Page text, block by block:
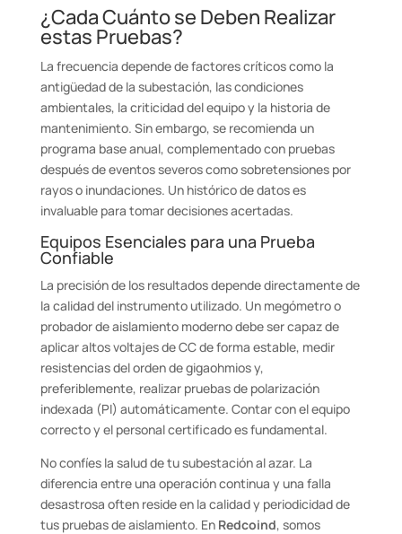
¿Cada Cuánto se Deben Realizar
estas Pruebas?
La frecuencia depende de factores críticos como la
antigüedad de la subestación, las condiciones
ambientales, la criticidad del equipo y la historia de
mantenimiento. Sin embargo, se recomienda un
programa base anual, complementado con pruebas
después de eventos severos como sobretensiones por
rayos o inundaciones. Un histórico de datos es
invaluable para tomar decisiones acertadas.
Equipos Esenciales para una Prueba
Confiable
La precisión de los resultados depende directamente de
la calidad del instrumento utilizado. Un megómetro o
probador de aislamiento moderno debe ser capaz de
aplicar altos voltajes de CC de forma estable, medir
resistencias del orden de gigaohmios y,
preferiblemente, realizar pruebas de polarización
indexada (PI) automáticamente. Contar con el equipo
correcto y el personal certificado es fundamental.
No confíes la salud de tu subestación al azar. La
diferencia entre una operación continua y una falla
desastrosa often reside en la calidad y periodicidad de
tus pruebas de aislamiento. En Redcoind, somos